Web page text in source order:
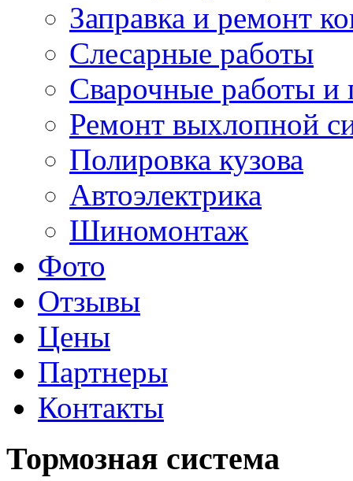
Заправка и ремонт
Слесарные работы
Сварочные работы и
Ремонт выхлопной
Полировка кузова
Автоэлектрика
Шиномонтаж
Фото
Отзывы
Цены
Партнеры
Контакты
Тормозная система